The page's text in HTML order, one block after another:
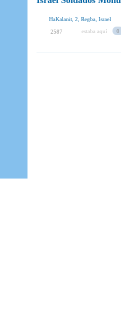
HaKalanit, 2, Regba, Israel
2587 estaba aquí 0